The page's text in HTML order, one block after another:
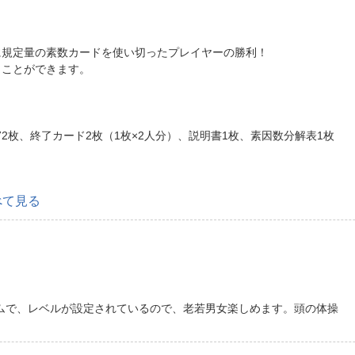
定量の素数カードを使い切ったプレイヤーの勝利！
とができます。
枚、終了カード2枚（1枚×2人分）、説明書1枚、素因数分解表1枚
見る
、レベルが設定されているので、老若男女楽しめます。頭の体操